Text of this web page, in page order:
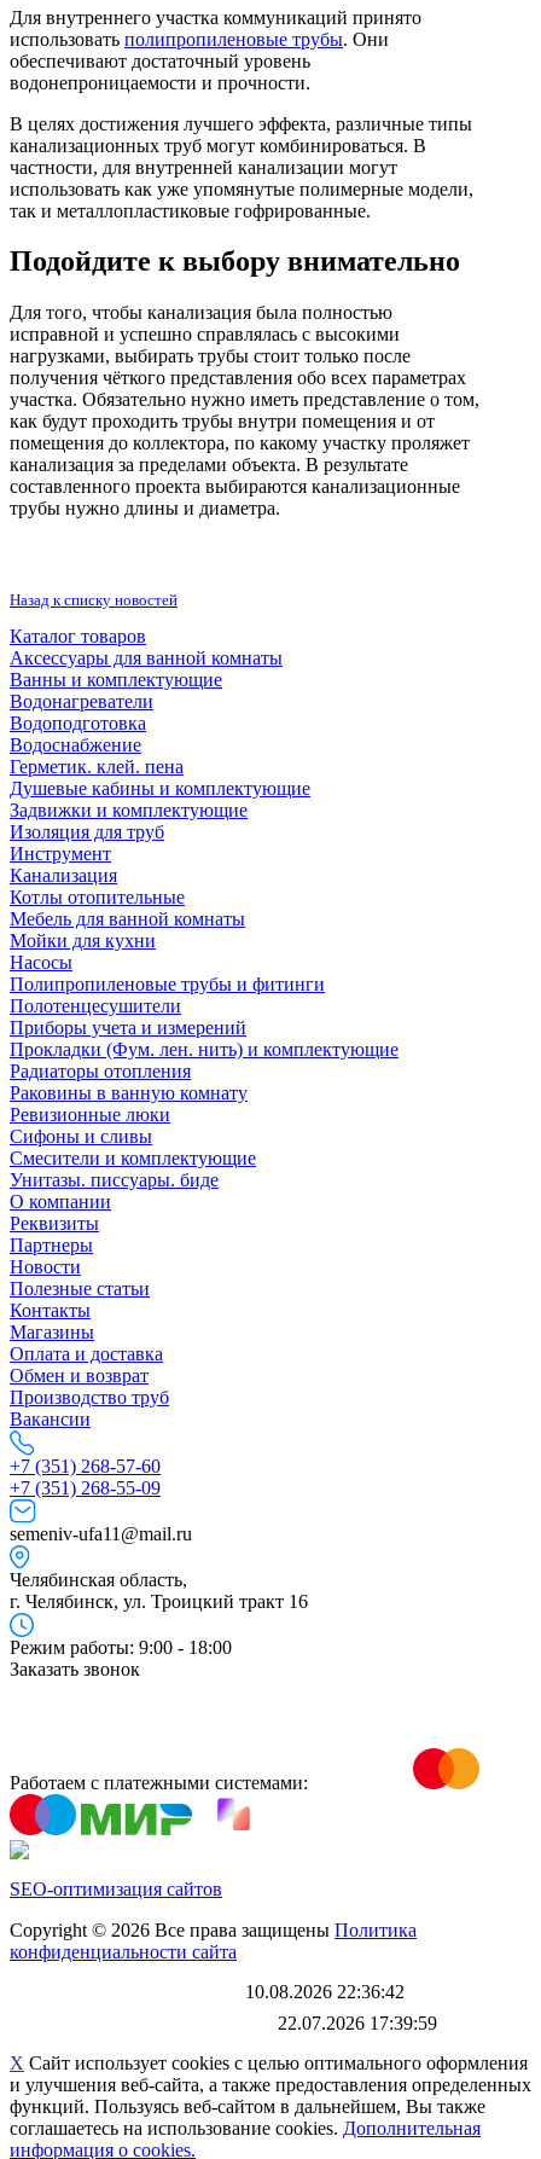
Для внутреннего участка коммуникаций принято
использовать полипропиленовые трубы. Они
обеспечивают достаточный уровень
водонепроницаемости и прочности.
В целях достижения лучшего эффекта, различные типы
канализационных труб могут комбинироваться. В
частности, для внутренней канализации могут
использовать как уже упомянутые полимерные модели,
так и металлопластиковые гофрированные.
Подойдите к выбору внимательно
Для того, чтобы канализация была полностью
исправной и успешно справлялась с высокими
нагрузками, выбирать трубы стоит только после
получения чёткого представления обо всех параметрах
участка. Обязательно нужно иметь представление о том,
как будут проходить трубы внутри помещения и от
помещения до коллектора, по какому участку проляжет
канализация за пределами объекта. В результате
составленного проекта выбираются канализационные
трубы нужно длины и диаметра.
Назад к списку новостей
Каталог товаров
Аксессуары для ванной комнаты
Ванны и комплектующие
Водонагреватели
Водоподготовка
Водоснабжение
Герметик. клей. пена
Душевые кабины и комплектующие
Задвижки и комплектующие
Изоляция для труб
Инструмент
Канализация
Котлы отопительные
Мебель для ванной комнаты
Мойки для кухни
Насосы
Полипропиленовые трубы и фитинги
Полотенцесушители
Приборы учета и измерений
Прокладки (Фум. лен. нить) и комплектующие
Радиаторы отопления
Раковины в ванную комнату
Ревизионные люки
Сифоны и сливы
Смесители и комплектующие
Унитазы. писсуары. биде
О компании
Реквизиты
Партнеры
Новости
Полезные статьи
Контакты
Магазины
Оплата и доставка
Обмен и возврат
Производство труб
Вакансии
+7 (351) 268-57-60
+7 (351) 268-55-09
semeniv-ufa11@mail.ru
Челябинская область,
г. Челябинск, ул. Троицкий тракт 16
Режим работы: 9:00 - 18:00
Заказать звонок
Работаем с платежными системами:
SEO-оптимизация сайтов
Copyright © 2026 Все права защищены Политика
конфиденциальности сайта
10.08.2026 22:36:42
22.07.2026 17:39:59
Инструмент
Прокладки (Фум. лен. нить) и комплектующие
X Сайт использует cookies с целью оптимального оформления
и улучшения веб-сайта, а также предоставления определенных
функций. Пользуясь веб-сайтом в дальнейшем, Вы также
соглашаетесь на использование cookies. Дополнительная
информация о cookies.